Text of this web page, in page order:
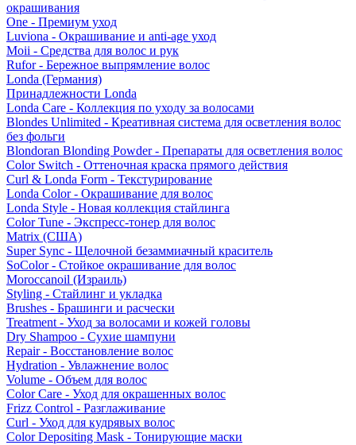
окрашивания
One - Премиум уход
Luviona - Окрашивание и anti-age уход
Moii - Средства для волос и рук
Rufor - Бережное выпрямление волос
Londa (Германия)
Принадлежности Londa
Londa Care - Коллекция по уходу за волосами
Blondes Unlimited - Креативная система для осветления волос
без фольги
Blondoran Blonding Powder - Препараты для осветления волос
Color Switch - Оттеночная краска прямого действия
Curl & Londa Form - Текстурирование
Londa Color - Окрашивание для волос
Londa Style - Новая коллекция стайлинга
Color Tune - Экспресс-тонер для волос
Matrix (США)
Super Sync - Щелочной безаммиачный краситель
SoColor - Стойкое окрашивание для волос
Moroccanoil (Израиль)
Styling - Стайлинг и укладка
Brushes - Брашинги и расчески
Treatment - Уход за волосами и кожей головы
Dry Shampoo - Сухие шампуни
Repair - Восстановление волос
Hydration - Увлажнение волос
Volume - Объем для волос
Color Care - Уход для окрашенных волос
Frizz Control - Разглаживание
Curl - Уход для кудрявых волос
Color Depositing Mask - Тонирующие маски